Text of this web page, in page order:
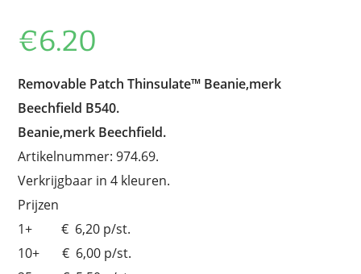
€6.20
Removable Patch Thinsulate™ Beanie,merk
Beechfield B540.
Beanie,merk Beechfield.
Artikelnummer: 974.69.
Verkrijgbaar in 4 kleuren.
Prijzen
1+ € 6,20 p/st.
10+ € 6,00 p/st.